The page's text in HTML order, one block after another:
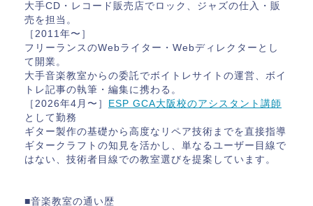
大手CD・レコード販売店でロック、ジャズの仕入・販
売を担当。
［2011年〜］
フリーランスのWebライター・Webディレクターとし
て開業。
大手音楽教室からの委託でボイトレサイトの運営、ボイ
トレ記事の執筆・編集に携わる。
［2026年4月〜］
ESP GCA大阪校のアシスタント講師
として勤務
ギター製作の基礎から高度なリペア技術までを直接指導
ギタークラフトの知見を活かし、単なるユーザー目線で
はない、技術者目線での教室選びを提案しています。
■音楽教室の通い歴